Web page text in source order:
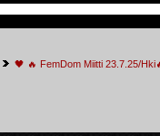
🖤 🔥 FemDom Miitti 23.7.25/